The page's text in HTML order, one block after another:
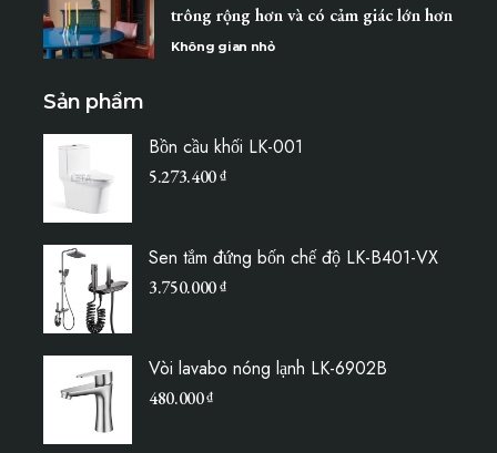
trông rộng hơn và có cảm giác lớn hơn
Không gian nhỏ
Sản phẩm
Bồn cầu khối LK-001
5.273.400₫
Sen tắm đứng bốn chế độ LK-B401-VX
3.750.000₫
Vòi lavabo nóng lạnh LK-6902B
480.000₫